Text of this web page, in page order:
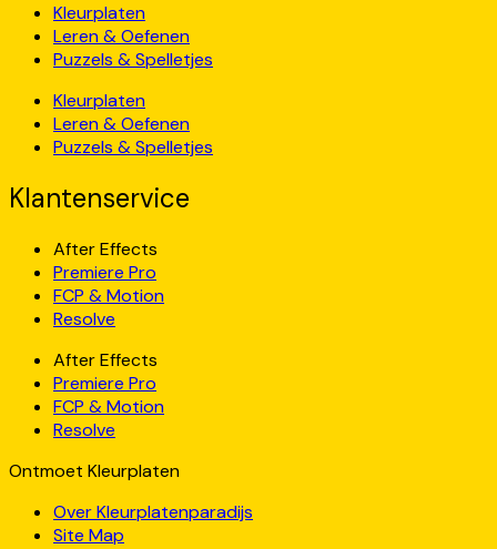
Kleurplaten
Leren & Oefenen
Puzzels & Spelletjes
Kleurplaten
Leren & Oefenen
Puzzels & Spelletjes
Klantenservice
After Effects
Premiere Pro
FCP & Motion
Resolve
After Effects
Premiere Pro
FCP & Motion
Resolve
Ontmoet Kleurplaten
Over Kleurplatenparadijs
Site Map